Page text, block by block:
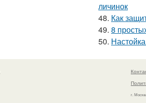
личинок
48. Как
49. 8
50.
г.